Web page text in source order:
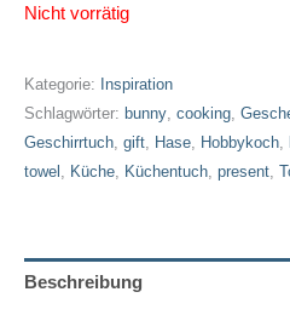
Nicht vorrätig
Kategorie:
Inspiration
Schlagwörter: bunny, cooking,
Geschirrtuch, gift, Hase, Hobbykoch,
towel , Küche, Küchentuch, present,
Beschreibung